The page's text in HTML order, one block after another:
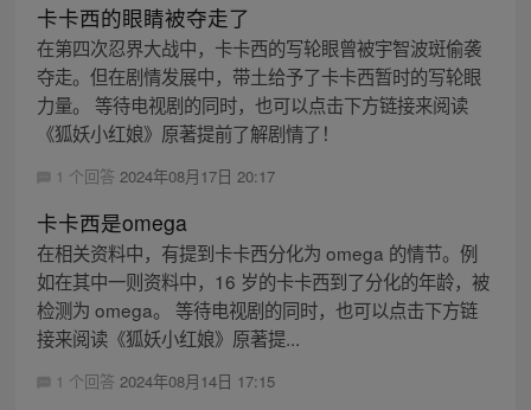
卡卡西的眼睛被夺走了
在第四次忍界大战中，卡卡西的写轮眼曾被宇智波斑偷袭
夺走。但在剧情发展中，带土给予了卡卡西暂时的写轮眼
力量。 等待电视剧的同时，也可以点击下方链接来阅读
《狐妖小红娘》原著提前了解剧情了！
1 个回答 2024年08月17日 20:17
卡卡西是omega
在相关资料中，有提到卡卡西分化为 omega 的情节。例
如在其中一则资料中，16 岁的卡卡西到了分化的年龄，被
检测为 omega。 等待电视剧的同时，也可以点击下方链
接来阅读《狐妖小红娘》原著提...
1 个回答 2024年08月14日 17:15